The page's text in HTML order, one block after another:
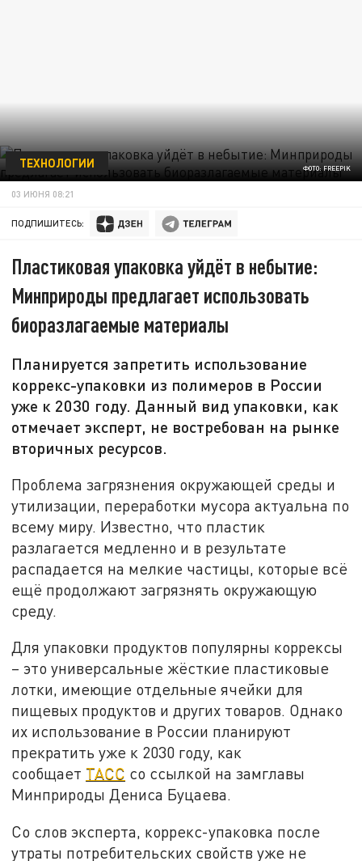
ФОТО: FREEPIK
ТЕХНОЛОГИИ
03 ИЮНЯ 08:21
ПОДПИШИТЕСЬ:
Пластиковая упаковка уйдёт в небытие:
Минприроды предлагает использовать
биоразлагаемые материалы
Планируется запретить использование
коррекс-упаковки из полимеров в России
уже к 2030 году. Данный вид упаковки, как
отмечает эксперт, не востребован на рынке
вторичных ресурсов.
Проблема загрязнения окружающей среды и
утилизации, переработки мусора актуальна по
всему миру. Известно, что пластик
разлагается медленно и в результате
распадается на мелкие частицы, которые всё
ещё продолжают загрязнять окружающую
среду.
Для упаковки продуктов популярны коррексы
– это универсальные жёсткие пластиковые
лотки, имеющие отдельные ячейки для
пищевых продуктов и других товаров. Однако
их использование в России планируют
прекратить уже к 2030 году, как
сообщает ТАСС со ссылкой на замглавы
Минприроды Дениса Буцаева.
Со слов эксперта, коррекс-упаковка после
утраты потребительских свойств уже не